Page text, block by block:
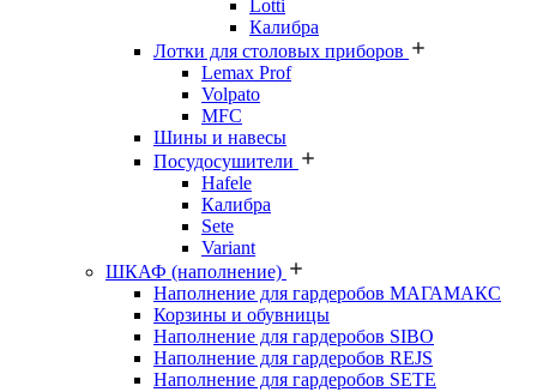
Lotti
Калибра
Лотки для столовых приборов
Lemax Prof
Volpato
MFC
Шины и навесы
Посудосушители
Hafele
Калибра
Sete
Variant
ШКАФ (наполнение)
Наполнение для гардеробов МАГАМАКС
Корзины и обувницы
Наполнение для гардеробов SIBO
Наполнение для гардеробов REJS
Наполнение для гардеробов SETE